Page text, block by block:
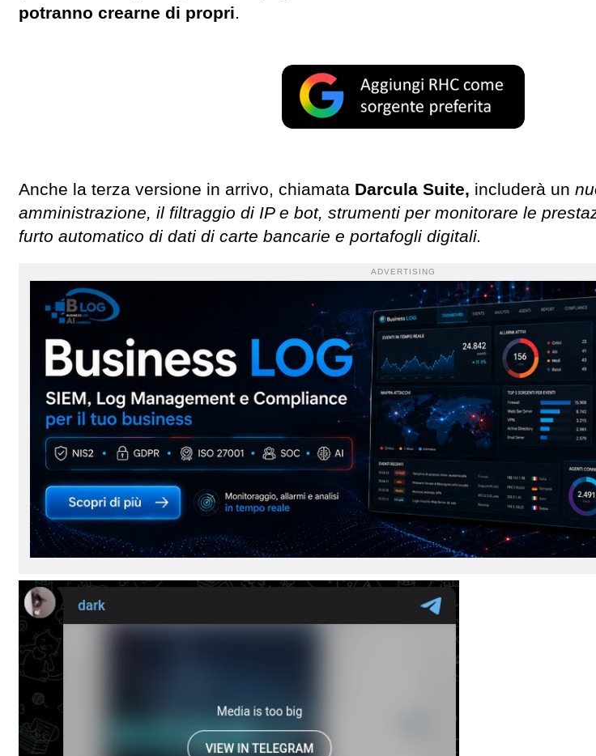
potranno crearne di propri.
Anche la terza versione in arrivo, chiamata Darcula Suite, includerà un
amministrazione, il filtraggio di IP e bot, strumenti per monitorare le
furto automatico di dati di carte bancarie e portafogli digitali.
ADVERTISING